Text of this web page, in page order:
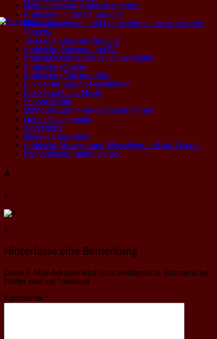
Materialien zum Arabisch erlernen
Arabesken in der dt. Sprache
Internationalismen und Lehnwörter in der arabischen
Sprache
Texte in arabischer Sprache
Arabische Software und PC
Arabistik/Orientalistik an Universitäten
Arabische Medien
Arabischer Film und Kino
Ein kleiner Sprach-Reiseführer
Die Sprache der Musik
Schöne Bilder
Methoden zum Fremdsprachen lernen
Linguistik allgemein
Workshops
Interessantes Links
Arabische Newsgroups, Newsletter und das Usenet
Der Verfasser Stellt Sich Vor
4
4
4
Hinterlasse eine Bemerkung
Deine E-Mail-Adresse wird nicht veröffentlicht. Erforderliche
Felder sind mit * markiert
Kommentar *